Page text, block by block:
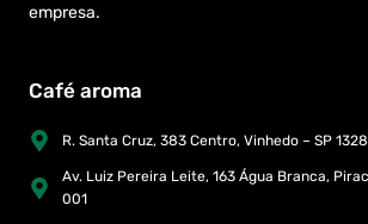
empresa.
Café aroma
R. Santa Cruz, 383 Centro, Vinhedo – SP
Av. Luiz Pereira Leite, 163 Água Branca,
001